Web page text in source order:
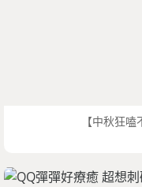
【中秋狂